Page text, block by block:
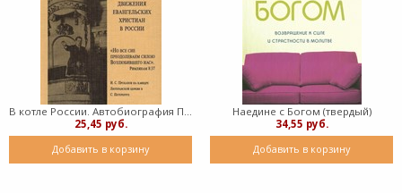
В котле России. Автобиография Проханова И. С. (Твердый)
25,45 руб.
Добавить в корзину
Наедине с Богом (твердый)
34,55 руб.
Добавить в корзину